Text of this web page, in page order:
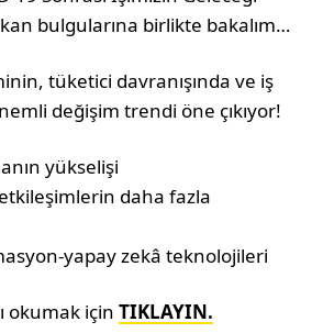
bulgularına birlikte bakalım…
tüketici davranışında ve iş
değişim trendi öne çıkıyor!
yükselişi
daha fazla
yapay zekâ teknolojileri
okumak içinTIKLAYIN.